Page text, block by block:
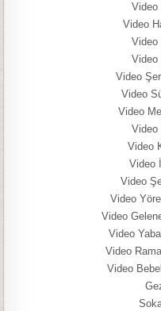
Video
Video
Video
Video
Video
Video
Video
Video
Video
Video
Video
Video
Video
Video
Video
Video